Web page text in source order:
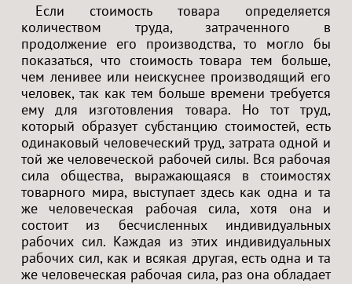
Если стоимость товара определяется
количеством труда, затраченного в
продолжение его производства, то могло бы
показаться, что стоимость товара тем больше,
чем ленивее или неискуснее производящий его
человек, так как тем больше времени требуется
ему для изготовления товара. Но тот труд,
который образует субстанцию стоимостей, есть
одинаковый человеческий труд, затрата одной и
той же человеческой рабочей силы. Вся рабочая
сила общества, выражающаяся в стоимостях
товарного мира, выступает здесь как одна и та
же человеческая рабочая сила, хотя она и
состоит из бесчисленных индивидуальных
рабочих сил. Каждая из этих индивидуальных
рабочих сил, как и всякая другая, есть одна и та
же человеческая рабочая сила, раз она обладает